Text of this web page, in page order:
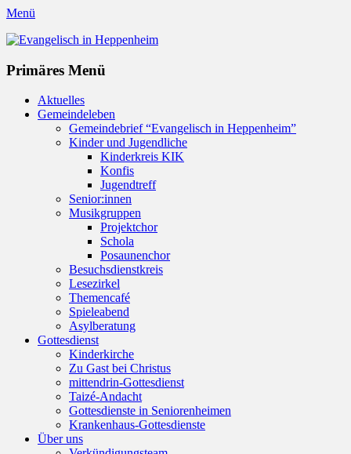
Menü
Evangelisch in Heppenheim
Primäres Menü
Zum
Inhalt
Aktuelles
Gemeindeleben
Gemeindebrief “Evangelisch in Heppenheim”
Kinder und Jugendliche
Kinderkreis KIK
Konfis
Jugendtreff
Senior:innen
Musikgruppen
Projektchor
Schola
Posaunenchor
Besuchsdienstkreis
Lesezirkel
Themencafé
Spieleabend
Asylberatung
Gottesdienst
Kinderkirche
Zu Gast bei Christus
mittendrin-Gottesdienst
Taizé-Andacht
Gottesdienste in Seniorenheimen
Krankenhaus-Gottesdienste
Über uns